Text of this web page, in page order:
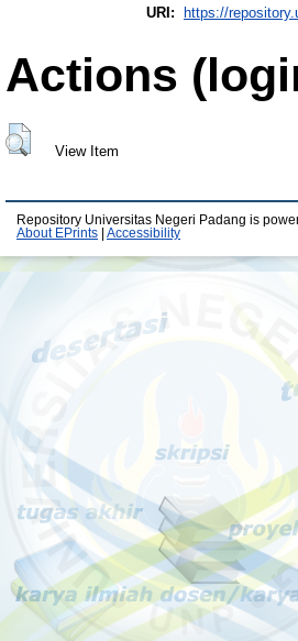
URI:
https://
Actions
View Item
Repository Universitas Negeri Padang is
About EPrints
Accessibility